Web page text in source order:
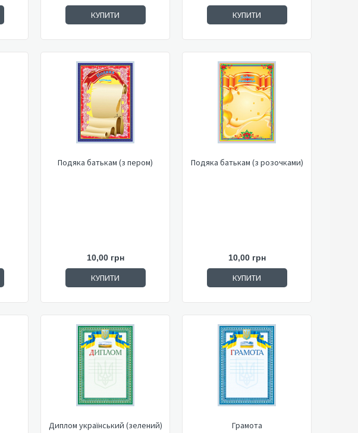
КУПИТИ КУПИТИ
Подяка батькам (з пером)
10,00 грн
КУПИТИ
Подяка батькам (з розочками)
10,00 грн
КУПИТИ
Диплом український (зелений) Грамота